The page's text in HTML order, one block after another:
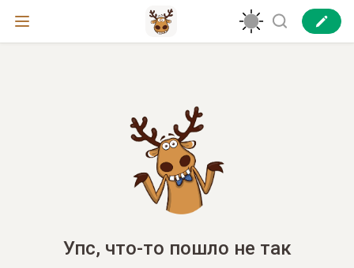
Упс, что-то пошло не так